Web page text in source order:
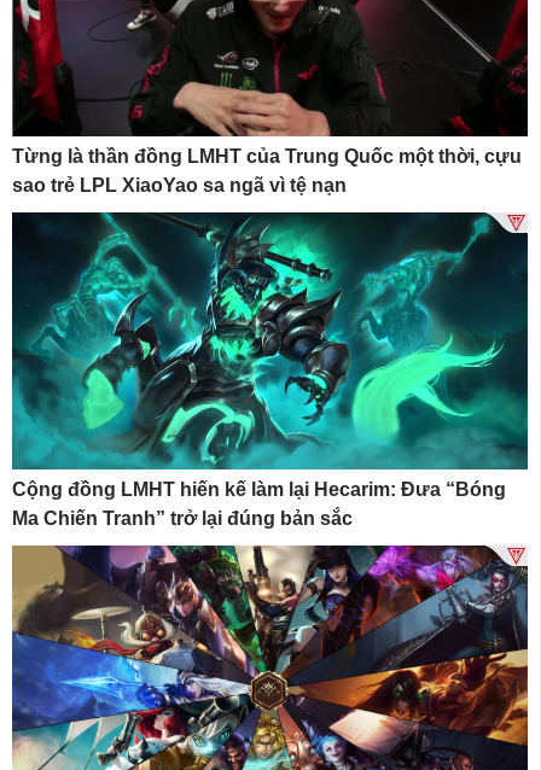
Từng là thần đồng LMHT của Trung Quốc một thời, cựu
sao trẻ LPL XiaoYao sa ngã vì tệ nạn
Cộng đồng LMHT hiến kế làm lại Hecarim: Đưa “Bóng
Ma Chiến Tranh” trở lại đúng bản sắc